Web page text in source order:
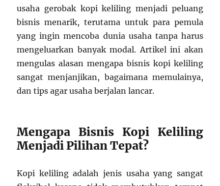
usaha gerobak kopi keliling menjadi peluang
bisnis menarik, terutama untuk para pemula
yang ingin mencoba dunia usaha tanpa harus
mengeluarkan banyak modal. Artikel ini akan
mengulas alasan mengapa bisnis kopi keliling
sangat menjanjikan, bagaimana memulainya,
dan tips agar usaha berjalan lancar.
Mengapa Bisnis Kopi Keliling
Menjadi Pilihan Tepat?
Kopi keliling adalah jenis usaha yang sangat